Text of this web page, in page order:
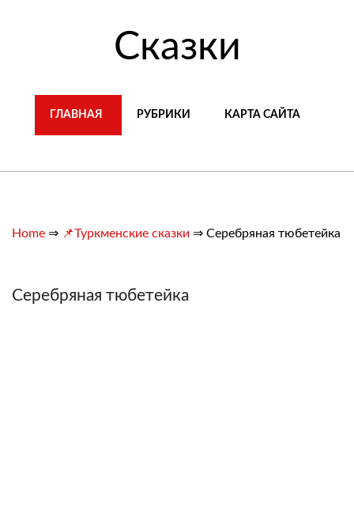
Сказки
ГЛАВНАЯ РУБРИКИ КАРТА САЙТА
Home ⇒ 📌Туркменские сказки ⇒ Серебряная тюбетейка
Серебряная тюбетейка